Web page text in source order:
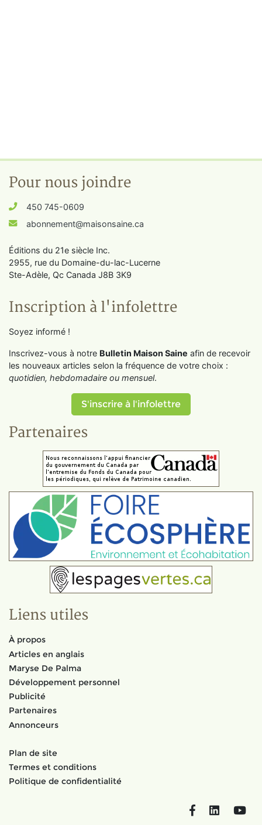
Pour nous joindre
450 745-0609
abonnement@maisonsaine.ca
Éditions du 21e siècle Inc.
2955, rue du Domaine-du-lac-Lucerne
Ste-Adèle, Qc Canada J8B 3K9
Inscription à l'infolettre
Soyez informé !
Inscrivez-vous à notre Bulletin Maison Saine afin de recevoir
les nouveaux articles selon la fréquence de votre choix :
quotidien, hebdomadaire ou mensuel.
S'inscrire à l'infolettre
Partenaires
Liens utiles
À propos
Articles en anglais
Maryse De Palma
Développement personnel
Publicité
Partenaires
Annonceurs
Plan de site
Termes et conditions
Politique de confidentialité
FacebookLinkedIn